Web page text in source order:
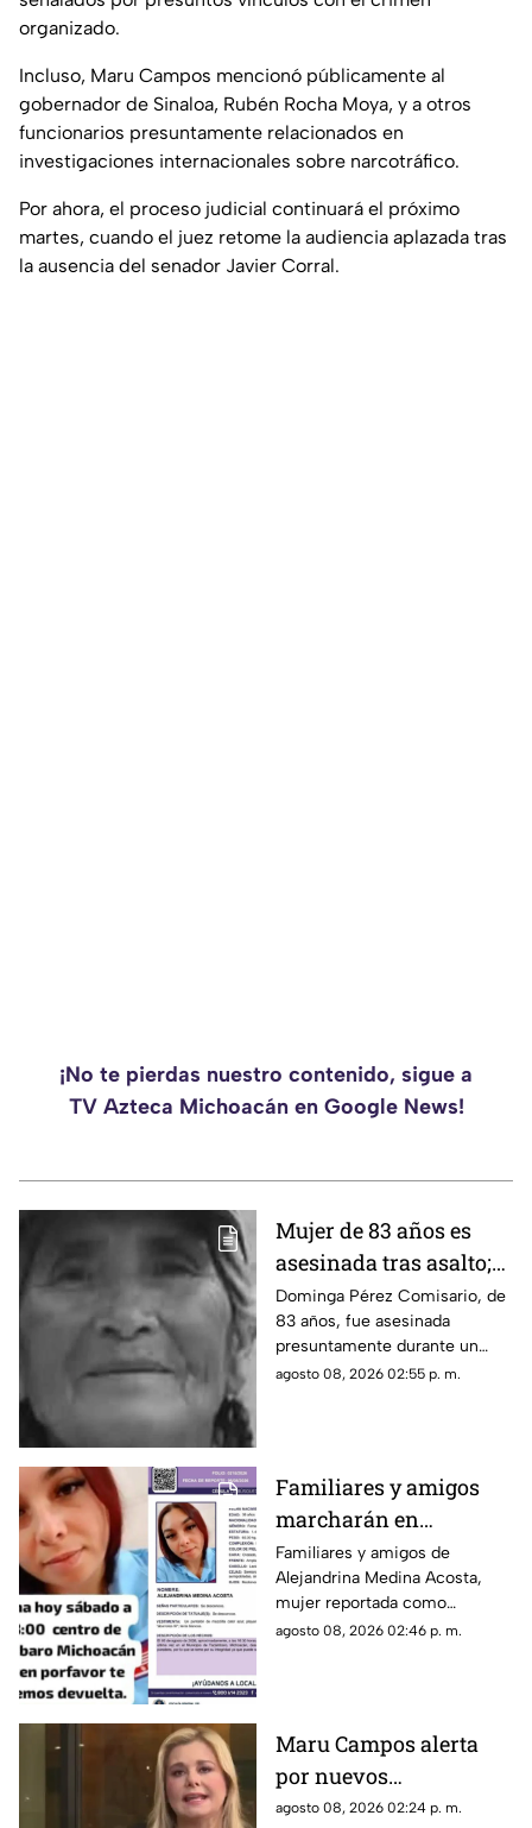
organizado.
Incluso, Maru Campos mencionó públicamente al
gobernador de Sinaloa, Rubén Rocha Moya, y a otros
funcionarios presuntamente relacionados en
investigaciones internacionales sobre narcotráfico.
Por ahora, el proceso judicial continuará el próximo
martes, cuando el juez retome la audiencia aplazada tras
la ausencia del senador Javier Corral.
¡No te pierdas nuestro contenido, sigue a
TV Azteca Michoacán en Google News!
Mujer de 83 años es
asesinada tras asalto;
le robaron los $90 que
había ganado
vendiendo cemitas
Dominga Pérez Comisario, de
83 años, fue asesinada
presuntamente durante un
asalto en Amozoc, Puebla,
agosto 08, 2026 02:55 p. m.
Familiares y amigos
marcharán en
Tacámbaro para exigir
la localización de
Alejandrina Medina
Familiares y amigos de
Alejandrina Medina Acosta,
mujer reportada como
desaparecida en Tacámbaro,
agosto 08, 2026 02:46 p. m.
Maru Campos alerta
por nuevos
lineamientos: “Podrían
agosto 08, 2026 02:24 p. m.